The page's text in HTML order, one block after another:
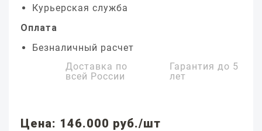
Курьерская служба
Оплата
Безналичный расчет
Доставка по
всей России
Гарантия до 5
лет
Цена: 146.000 руб./шт